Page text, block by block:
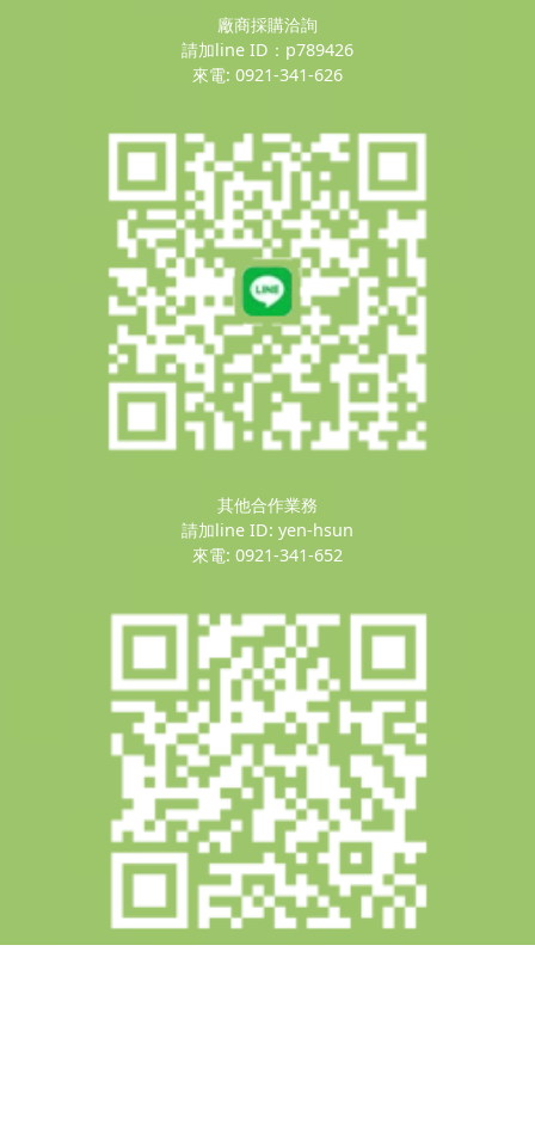
廠商採購洽詢
請加line ID：p789426
來電: 0921-341-626
其他合作業務
請加line ID: yen-hsun
來電: 0921-341-652